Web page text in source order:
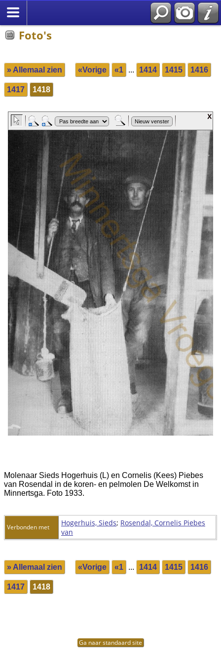
Foto's
» Allemaal zien «Vorige «1 ... 1414 1415 1416
1417 1418
Molenaar Sieds Hogerhuis (L) en Cornelis (Kees) Piebes
van Rosendal in de koren- en pelmolen De Welkomst in
Minnertsga. Foto 1933.
Verbonden met Hogerhuis, Sieds; Rosendal, Cornelis Piebes
van
» Allemaal zien «Vorige «1 ... 1414 1415 1416
1417 1418
Ga naar standaard site